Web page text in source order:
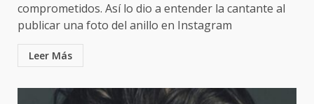
comprometidos. Así lo dio a entender la cantante al
publicar una foto del anillo en Instagram
Leer Más